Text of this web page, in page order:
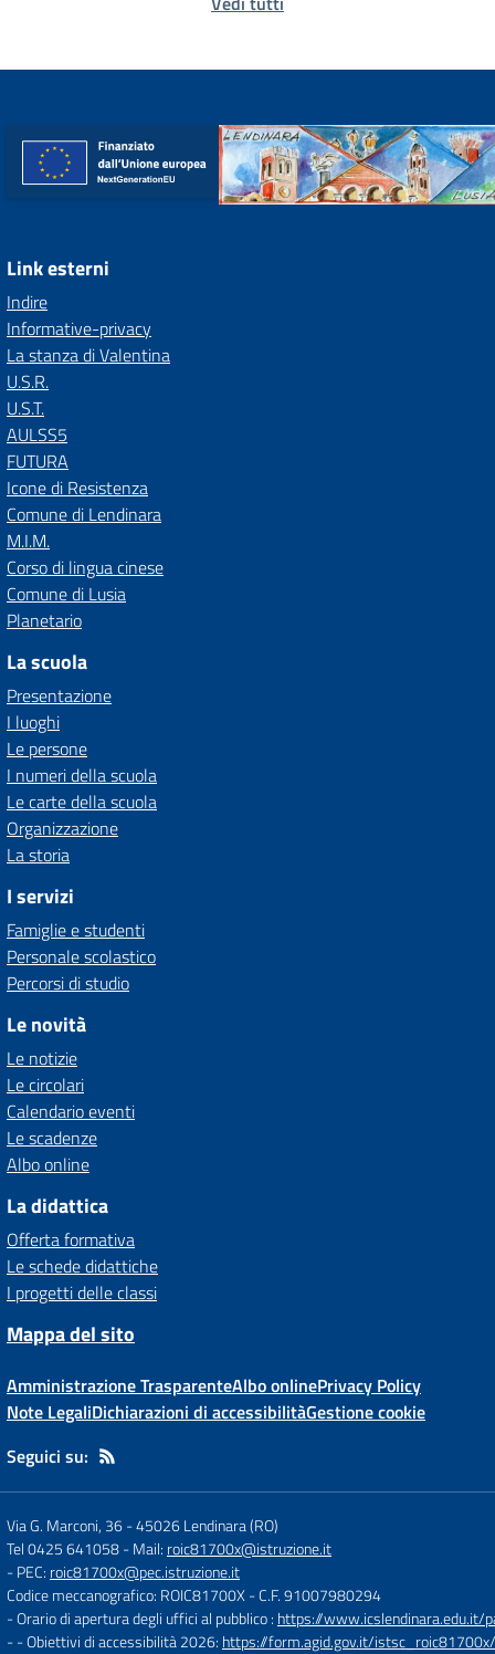
Link esterni
Indire
Informative-privacy
La stanza di Valentina
U.S.R.
U.S.T.
AULSS5
FUTURA
Icone di Resistenza
Comune di Lendinara
M.I.M.
Corso di lingua cinese
Comune di Lusia
Planetario
La scuola
Presentazione
I luoghi
Le persone
I numeri della scuola
Le carte della scuola
Organizzazione
La storia
I servizi
Famiglie e studenti
Personale scolastico
Percorsi di studio
Le novità
Le notizie
Le circolari
Calendario eventi
Le scadenze
Albo online
La didattica
Offerta formativa
Le schede didattiche
I progetti delle classi
Mappa del sito
Amministrazione TrasparenteAlbo onlinePrivacy Policy
Note LegaliDichiarazioni di accessibilitàGestione cookie
Seguici su:
Via G. Marconi, 36-45026 Lendinara (RO)
Tel 0425 641058- Mail: roic81700x@istruzione.it
- PEC: roic81700x@pec.istruzione.it
Codice meccanografico: ROIC81700X- C.F. 91007980294
- Orario di apertura degli uffici al pubblico : https://www.icslendinara.edu.it/
- - Obiettivi di accessibilità 2026: https://form.agid.gov.it/